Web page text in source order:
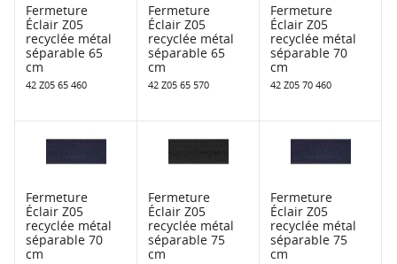
Fermeture
Éclair Z05
recyclée métal
séparable 65
cm
42 Z05 65 460
Fermeture
Éclair Z05
recyclée métal
séparable 65
cm
42 Z05 65 570
Fermeture
Éclair Z05
recyclée métal
séparable 70
cm
42 Z05 70 460
Fermeture
Éclair Z05
recyclée métal
séparable 70
cm
Fermeture
Éclair Z05
recyclée métal
séparable 75
cm
Fermeture
Éclair Z05
recyclée métal
séparable 75
cm